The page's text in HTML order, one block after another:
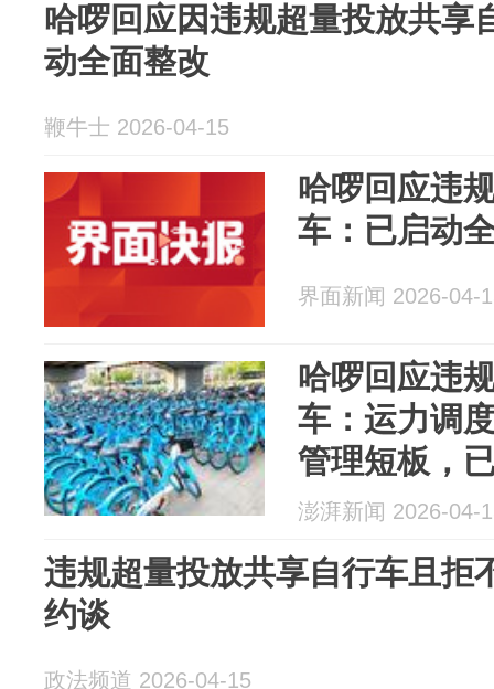
哈啰回应因违规超量投放共享
动全面整改
鞭牛士 2026-04-15
哈啰回应违
车：已启动
界面新闻 2026-04-
哈啰回应违
车：运力调
管理短板，
澎湃新闻 2026-04-
违规超量投放共享自行车且拒
约谈
政法频道 2026-04-15